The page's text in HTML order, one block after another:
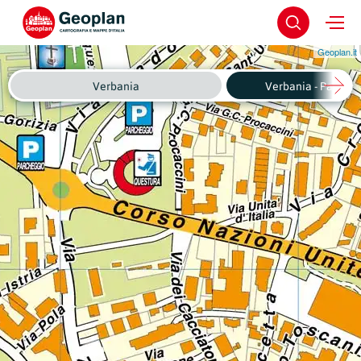
Geoplan.it
Verbania Verbania -